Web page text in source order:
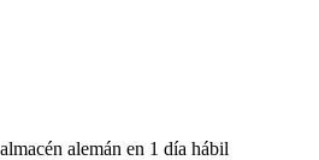
alemán en 1 día hábil